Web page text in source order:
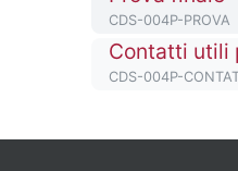
Codice
CDS-004P-PROVA
Titolo del corso
Contatti utili
Codice
CDS-004P-